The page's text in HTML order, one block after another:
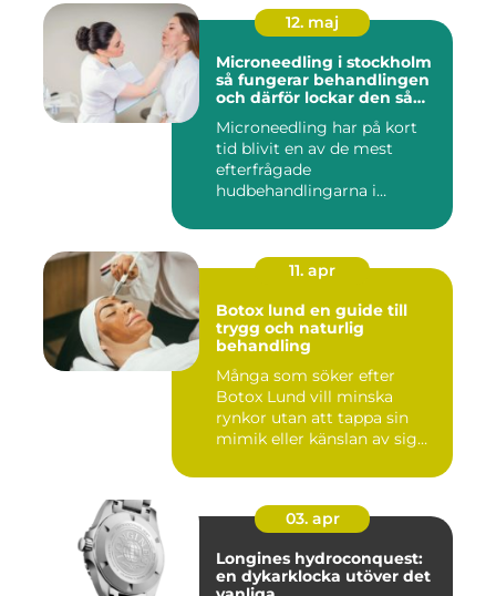
12. maj
Microneedling i stockholm
så fungerar behandlingen
och därför lockar den så
Microneedling har på kort
tid blivit en av de mest
efterfrågade
hudbehandlingarna i
11. apr
Botox lund en guide till
trygg och naturlig
behandling
Många som söker efter
Botox Lund vill minska
rynkor utan att tappa sin
mimik eller känslan av sig
03. apr
Longines hydroconquest:
en dykarklocka utöver det